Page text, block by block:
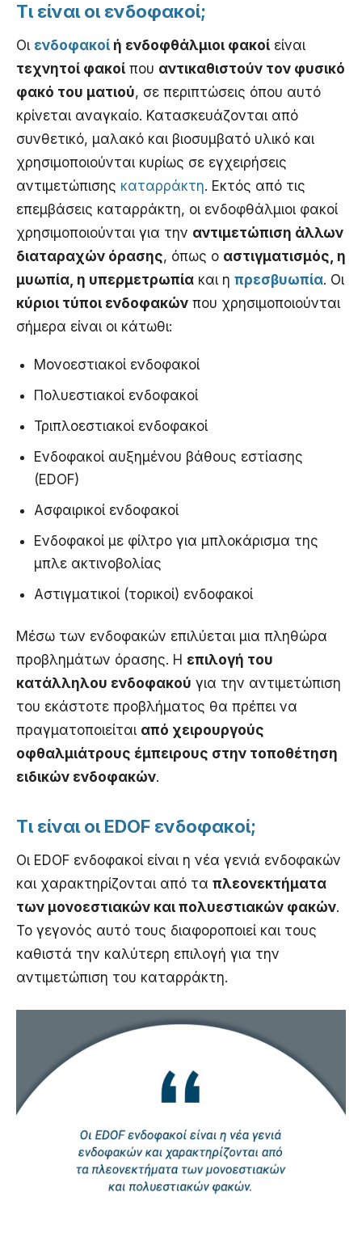
Τι είναι οι ενδοφακοί;
Οι ενδοφακοί ή ενδοφθάλμιοι φακοί είναι
τεχνητοί φακοί που αντικαθιστούν τον φυσικό
φακό του ματιού, σε περιπτώσεις όπου αυτό
κρίνεται αναγκαίο. Κατασκευάζονται από
συνθετικό, μαλακό και βιοσυμβατό υλικό και
χρησιμοποιούνται κυρίως σε εγχειρήσεις
αντιμετώπισης καταρράκτη. Εκτός από τις
επεμβάσεις καταρράκτη, οι ενδοφθάλμιοι φακοί
χρησιμοποιούνται για την αντιμετώπιση άλλων
διαταραχών όρασης, όπως ο αστιγματισμός, η
μυωπία, η υπερμετρωπία και η πρεσβυωπία. Οι
κύριοι τύποι ενδοφακών που χρησιμοποιούνται
σήμερα είναι οι κάτωθι:
Μονοεστιακοί ενδοφακοί
Πολυεστιακοί ενδοφακοί
Τριπλοεστιακοί ενδοφακοί
Ενδοφακοί αυξημένου βάθους εστίασης
(EDOF)
Ασφαιρικοί ενδοφακοί
Ενδοφακοί με φίλτρο για μπλοκάρισμα της
μπλε ακτινοβολίας
Αστιγματικοί (τορικοί) ενδοφακοί
Μέσω των ενδοφακών επιλύεται μια πληθώρα
προβλημάτων όρασης. Η επιλογή του
κατάλληλου ενδοφακού για την αντιμετώπιση
του εκάστοτε προβλήματος θα πρέπει να
πραγματοποιείται από χειρουργούς
οφθαλμιάτρους έμπειρους στην τοποθέτηση
ειδικών ενδοφακών.
Τι είναι οι EDOF ενδοφακοί;
Οι EDOF ενδοφακοί είναι η νέα γενιά ενδοφακών
και χαρακτηρίζονται από τα πλεονεκτήματα
των μονοεστιακών και πολυεστιακών φακών.
Το γεγονός αυτό τους διαφοροποιεί και τους
καθιστά την καλύτερη επιλογή για την
αντιμετώπιση του καταρράκτη.